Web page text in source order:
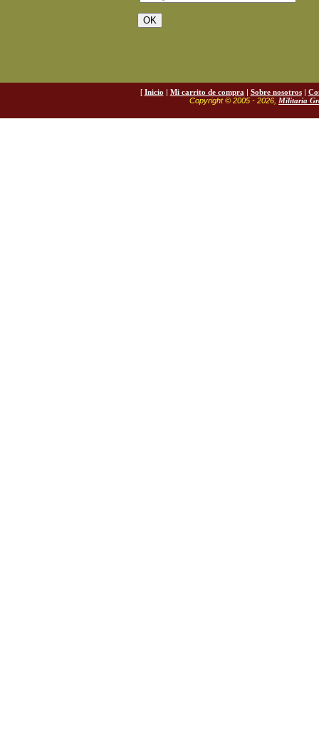
[ Inicio | Mi carrito de compra | Sobre nosotros|
Copyright © 2005 - 2026, Militaria